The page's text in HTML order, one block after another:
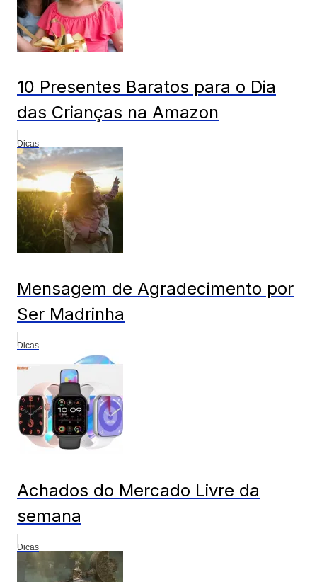
10 Presentes Baratos para o Dia
das Crianças na Amazon
Dicas
Mensagem de Agradecimento por
Ser Madrinha
Dicas
Achados do Mercado Livre da
semana
Dicas